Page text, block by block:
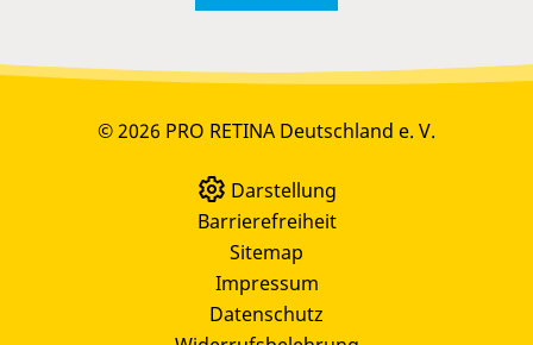
© 2026 PRO RETINA Deutschland e. V.
Darstellung
Barrierefreiheit
Sitemap
Impressum
Datenschutz